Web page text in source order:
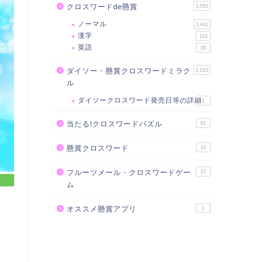
クロスワードde懸賞 3,592
ノーマル 3,441
漢字 115
英語 36
ダイソー・懸賞クロスワードミラク
ル
1,023
ダイソークロスワード発売日等の詳細 1
当たる!クロスワードパズル 81
懸賞クロスワード 10
フルーツメール・クロスワードゲー
ム
37
オススメ懸賞アプリ 1